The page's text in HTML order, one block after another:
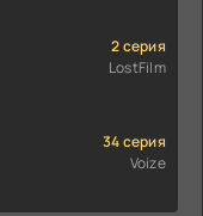
2 серия
LostFilm
34 серия
Voize